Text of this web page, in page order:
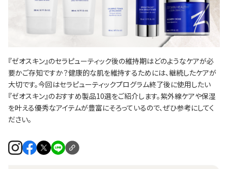
『ゼオスキン』のセラピューティック後の維持期はどのようなケアが必
要かご存知ですか？健康的な肌を維持するためには、継続したケアが
大切です。今回はセラピューティックプログラム終了後に使用したい
『ゼオスキン』のおすすめ製品10選をご紹介します。紫外線ケアや保湿
を叶える優秀なアイテムが豊富にそろっているので、ぜひ参考にしてく
ださい。